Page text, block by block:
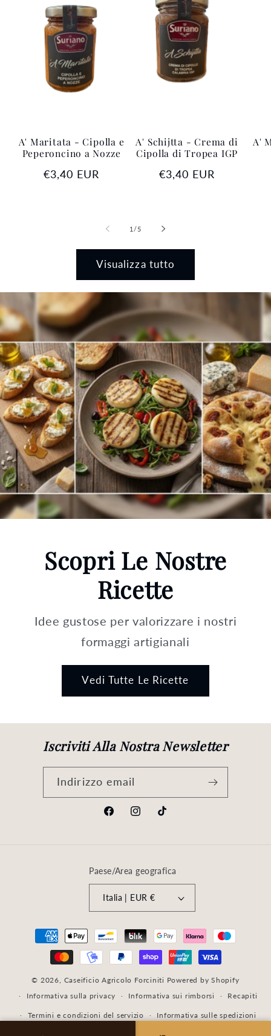
A' Maritata - Cipolla e
Peperoncino a Nozze
Prezzo
€3,40 EUR
A' Schijtta - Crema di
Cipolla di Tropea IGP
Prezzo
€3,40 EUR
A'
1 /su
5
Visualizza tutto
Scopri Le Nostre
Ricette
Idee gustose per valorizzare i nostri
formaggi artigianali
Vedi Tutte Le Ricette
Iscriviti Alla Nostra Newsletter
Indirizzo email
FacebookInstagramTikTok
Paese/Area geografica
Italia | EUR €
Metodi
pagamento
© 2026, Caseificio Agricolo Forciniti Powered by Shopify
Informativa sulla privacy
Informativa sui rimborsi Recapiti
Termini e condizioni del servizio Informativa sulle spedizioni